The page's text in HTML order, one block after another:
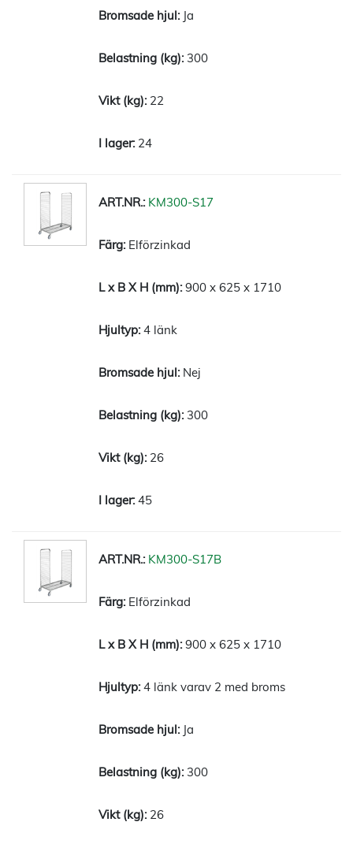
Ja
300
22
24
KM300-S17
Elförzinkad
900 x 625 x 1710
4 länk
Nej
300
26
45
KM300-S17B
Elförzinkad
900 x 625 x 1710
4 länk varav 2 med broms
Ja
300
26